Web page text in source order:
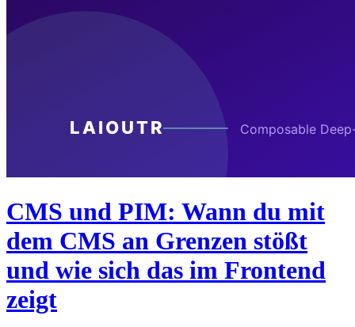
CMS und PIM: Wann du mit
dem CMS an Grenzen stößt
und wie sich das im Frontend
zeigt